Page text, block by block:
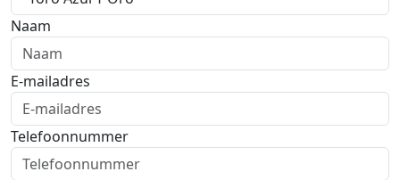
Naam
E-mailadres
Telefoonnummer